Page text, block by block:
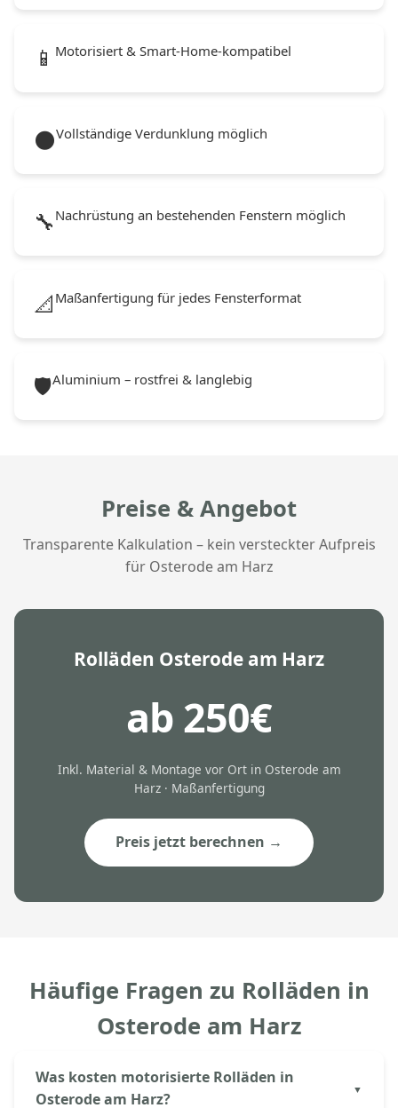
📱 Motorisiert & Smart-Home-kompatibel
🌑Vollständige Verdunklung möglich
🔧 Nachrüstung an bestehenden Fenstern möglich
📐 Maßanfertigung für jedes Fensterformat
🛡️Aluminium – rostfrei & langlebig
Preise & Angebot
Transparente Kalkulation – kein versteckter Aufpreis
für Osterode am Harz
Rolläden Osterode am Harz
ab 250€
Inkl. Material & Montage vor Ort in Osterode am
Harz · Maßanfertigung
Preis jetzt berechnen →
Häufige Fragen zu Rolläden in
Osterode am Harz
Was kosten motorisierte Rolläden in
Osterode am Harz?